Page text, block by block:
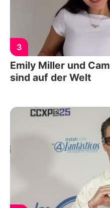
3
Emily Miller und
sind auf der Welt